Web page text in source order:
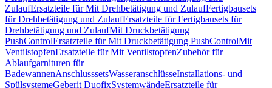
ZulaufErsatzteile für Mit Drehbetätigung und ZulaufFertigbausets
für Drehbetätigung und ZulaufErsatzteile für Fertigbausets für
Drehbetätigung und ZulaufMit Druckbetätigung
PushControlErsatzteile für Mit Druckbetätigung PushControlMit
VentilstopfenErsatzteile für Mit VentilstopfenZubehör für
Ablaufgarnituren für
BadewannenAnschlusssetsWasseranschlüsseInstallations- und
SpülsystemeGeberit DuofixSystemwändeErsatzteile für